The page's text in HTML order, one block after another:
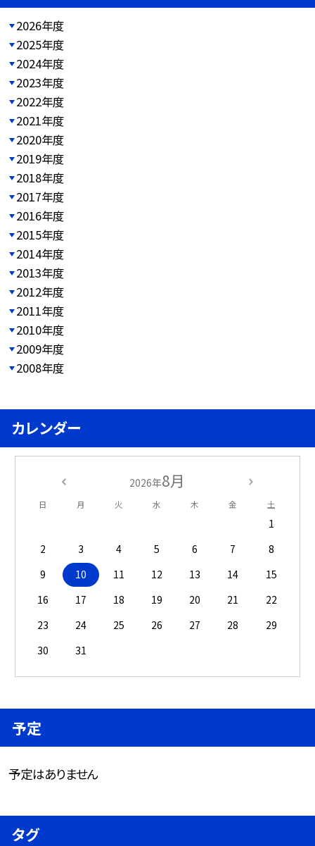
2026年度
2025年度
2024年度
2023年度
2022年度
2021年度
2020年度
2019年度
2018年度
2017年度
2016年度
2015年度
2014年度
2013年度
2012年度
2011年度
2010年度
2009年度
2008年度
カレンダー
2026年8月
日 月 火 水 木 金 土
1
2
3 4 5 6 7
8
9
10 11 12 13 14
15
16
17 18 19 20 21
22
23
24 25 26 27 28
29
30
31
予定
予定はありません
タグ